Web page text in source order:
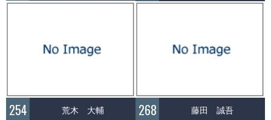
254 荒木 大輔 268 藤田 誠吾